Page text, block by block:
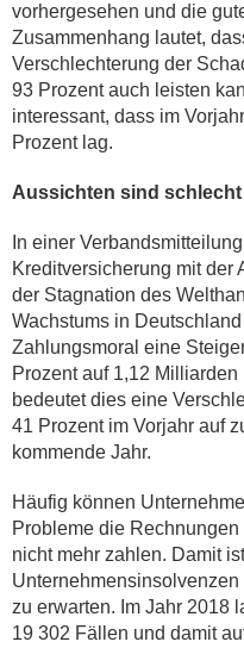
vorhergesehen und die
Zusammenhang lautet,
Verschlechterung der
93 Prozent auch leisten
interessant, dass im
Prozent lag.
Aussichten sind schlecht
In einer
Kreditversicherung mit der
der Stagnation des
Wachstums in
Zahlungsmoral eine
Prozent auf 1,12
bedeutet dies eine
41 Prozent im Vorjahr auf
kommende Jahr.
Häufig können
Probleme die
nicht mehr zahlen. Damit
zu erwarten. Im Jahr 2018
19 302 Fällen und damit